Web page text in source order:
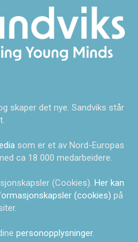
skaper det nye. Sandviks står
som er et av Nord-Europas
ca 18 000 medarbeidere.
(Cookies). Her kan
(cookies) på
personopplysninger.